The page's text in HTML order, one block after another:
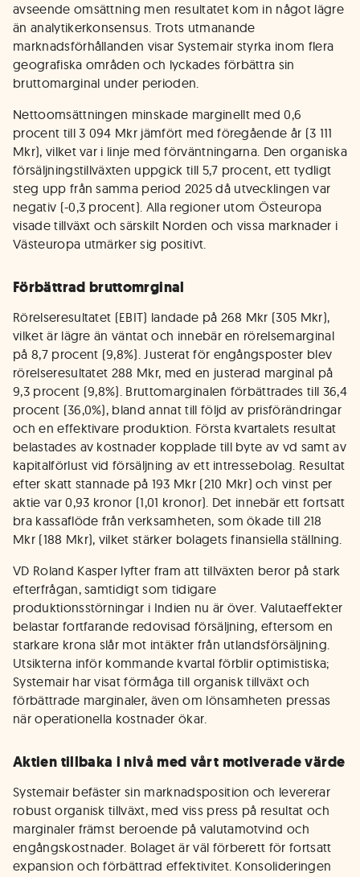
avseende omsättning men resultatet kom in något lägre
än analytikerkonsensus. Trots utmanande
marknadsförhållanden visar Systemair styrka inom flera
geografiska områden och lyckades förbättra sin
bruttomarginal under perioden.
Nettoomsättningen minskade marginellt med 0,6
procent till 3 094 Mkr jämfört med föregående år (3 111
Mkr), vilket var i linje med förväntningarna. Den organiska
försäljningstillväxten uppgick till 5,7 procent, ett tydligt
steg upp från samma period 2025 då utvecklingen var
negativ (-0,3 procent). Alla regioner utom Östeuropa
visade tillväxt och särskilt Norden och vissa marknader i
Västeuropa utmärker sig positivt.
Förbättrad bruttomrginal
Rörelseresultatet (EBIT) landade på 268 Mkr (305 Mkr),
vilket är lägre än väntat och innebär en rörelsemarginal
på 8,7 procent (9,8%). Justerat för engångsposter blev
rörelseresultatet 288 Mkr, med en justerad marginal på
9,3 procent (9,8%). Bruttomarginalen förbättrades till 36,4
procent (36,0%), bland annat till följd av prisförändringar
och en effektivare produktion. Första kvartalets resultat
belastades av kostnader kopplade till byte av vd samt av
kapitalförlust vid försäljning av ett intressebolag. Resultat
efter skatt stannade på 193 Mkr (210 Mkr) och vinst per
aktie var 0,93 kronor (1,01 kronor). Det innebär ett fortsatt
bra kassaflöde från verksamheten, som ökade till 218
Mkr (188 Mkr), vilket stärker bolagets finansiella ställning.
VD Roland Kasper lyfter fram att tillväxten beror på stark
efterfrågan, samtidigt som tidigare
produktionsstörningar i Indien nu är över. Valutaeffekter
belastar fortfarande redovisad försäljning, eftersom en
starkare krona slår mot intäkter från utlandsförsäljning.
Utsikterna inför kommande kvartal förblir optimistiska;
Systemair har visat förmåga till organisk tillväxt och
förbättrade marginaler, även om lönsamheten pressas
när operationella kostnader ökar.
Aktien tillbaka i nivå med vårt motiverade värde
Systemair befäster sin marknadsposition och levererar
robust organisk tillväxt, med viss press på resultat och
marginaler främst beroende på valutamotvind och
engångskostnader. Bolaget är väl förberett för fortsatt
expansion och förbättrad effektivitet. Konsolideringen